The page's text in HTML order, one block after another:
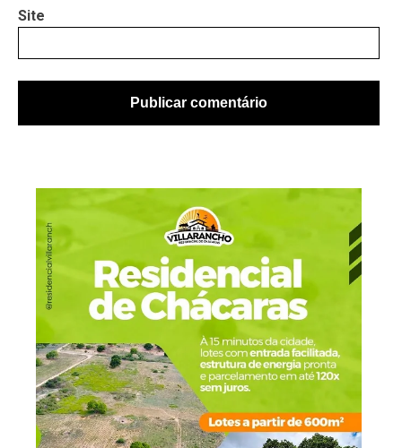
Site